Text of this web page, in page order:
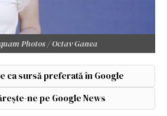
Photos / Octav Ganea
ca sursă preferată în Google
ne pe Google News